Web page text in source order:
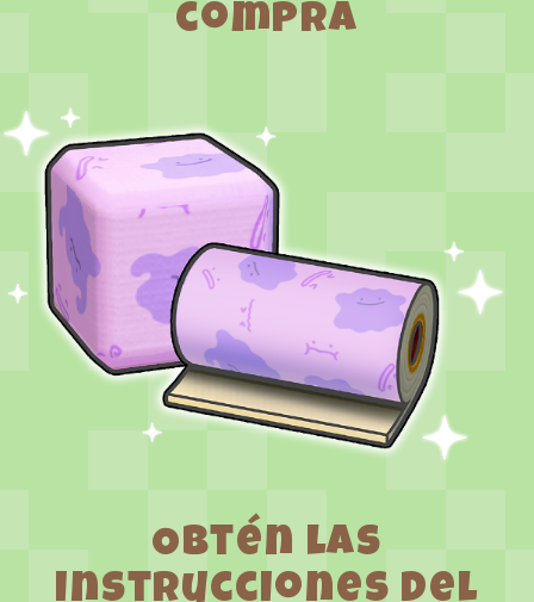
compra
Obtén las
instrucciones del